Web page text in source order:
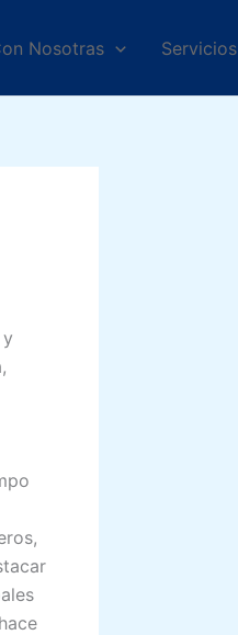
Nosotras Servicios